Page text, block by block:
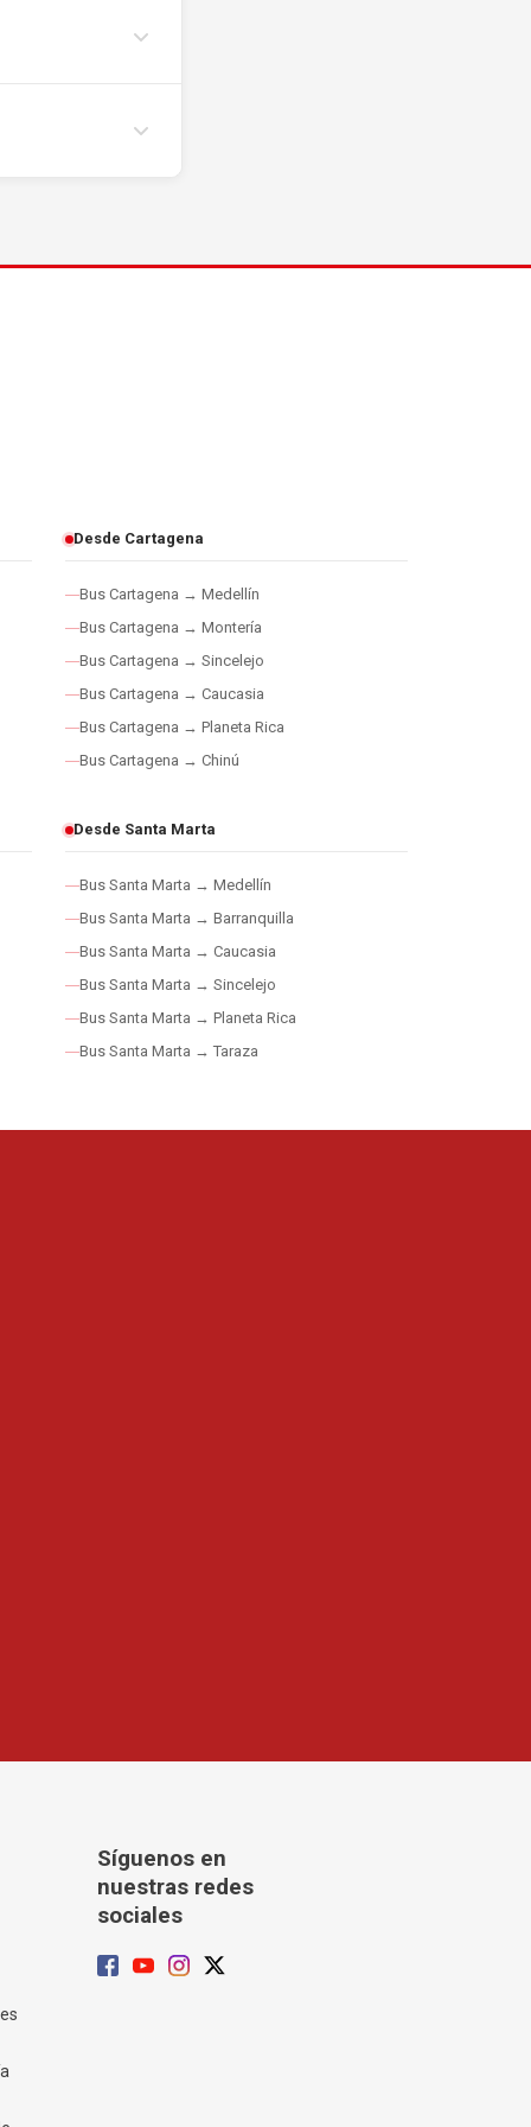
Desde Cartagena
Bus Cartagena → Medellín
Bus Cartagena → Montería
Bus Cartagena → Sincelejo
Bus Cartagena → Caucasia
Bus Cartagena → Planeta Rica
Bus Cartagena → Chinú
Desde Santa Marta
Bus Santa Marta → Medellín
Bus Santa Marta → Barranquilla
Bus Santa Marta → Caucasia
Bus Santa Marta → Sincelejo
Bus Santa Marta → Planeta Rica
Bus Santa Marta → Taraza
Síguenos en
nuestras redes
sociales